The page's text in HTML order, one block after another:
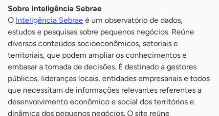
Sobre Inteligência Sebrae
O Inteligência Sebrae é um observatório de dados,
estudos e pesquisas sobre pequenos negócios. Reúne
diversos conteúdos socioeconômicos, setoriais e
territoriais, que podem ampliar os conhecimentos e
embasar a tomada de decisões. É destinado a gestores
públicos, lideranças locais, entidades empresariais e todos
que necessitam de informações relevantes referentes a
desenvolvimento econômico e social dos territórios e
dinâmica dos pequenos negócios. O site reúne